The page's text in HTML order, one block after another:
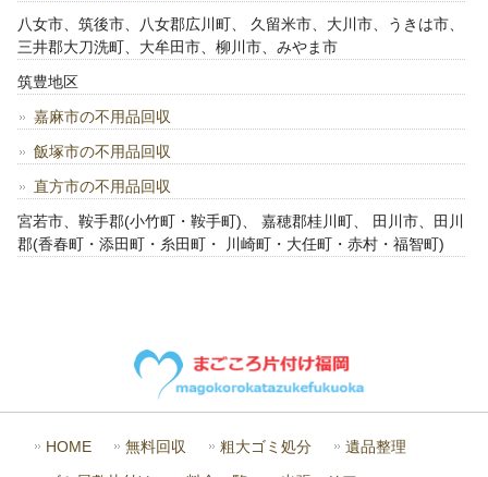
八女市、筑後市、八女郡広川町、 久留米市、大川市、うきは市、
三井郡大刀洗町、大牟田市、柳川市、みやま市
筑豊地区
嘉麻市の不用品回収
飯塚市の不用品回収
直方市の不用品回収
宮若市、鞍手郡(小竹町・鞍手町)、 嘉穂郡桂川町、 田川市、田川
郡(香春町・添田町・糸田町・ 川崎町・大任町・赤村・福智町)
HOME 無料回収 粗大ゴミ処分 遺品整理